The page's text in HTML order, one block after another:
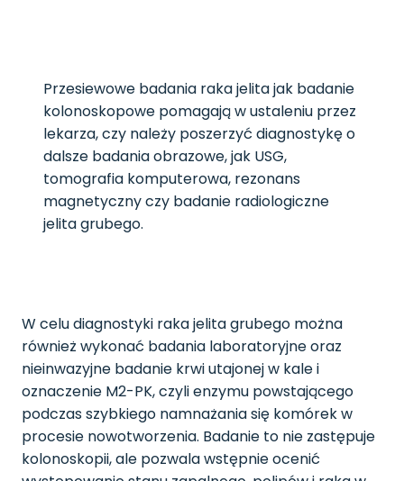
Przesiewowe badania raka jelita jak badanie
kolonoskopowe pomagają w ustaleniu przez
lekarza, czy należy poszerzyć diagnostykę o
dalsze badania obrazowe, jak USG,
tomografia komputerowa, rezonans
magnetyczny czy badanie radiologiczne
jelita grubego.
W celu diagnostyki raka jelita grubego można
również wykonać badania laboratoryjne oraz
nieinwazyjne badanie krwi utajonej w kale i
oznaczenie M2-PK, czyli enzymu powstającego
podczas szybkiego namnażania się komórek w
procesie nowotworzenia. Badanie to nie zastępuje
kolonoskopii, ale pozwala wstępnie ocenić